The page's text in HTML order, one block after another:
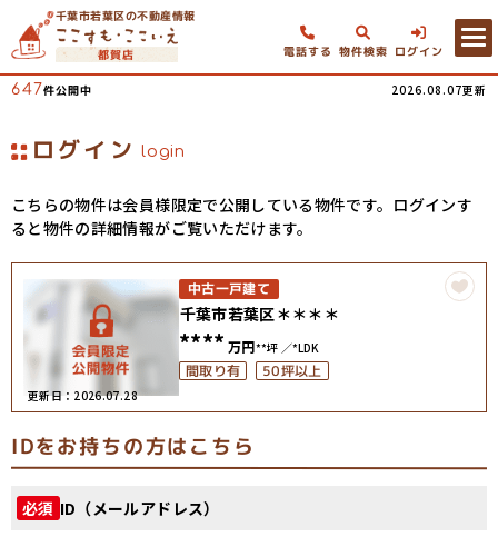
千葉市若葉区の不動産情報
都賀店 電話する 物件検索 ログイン
647件公開中 2026.08.07更新
ログイン login
こちらの物件は会員様限定で公開している物件です。ログインす
ると物件の詳細情報がご覧いただけます。
中古一戸建て
千葉市若葉区＊＊＊＊
**** 万円**坪 *LDK
間取り有 50坪以上
更新日：2026.07.28
IDをお持ちの方はこちら
必須 ID（メールアドレス）